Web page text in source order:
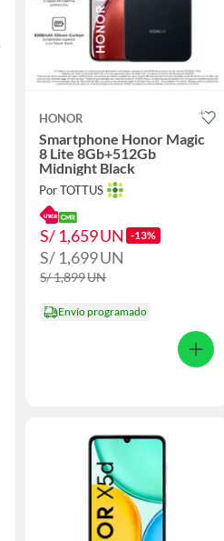
HONOR
Smartphone Honor Magic
8 Lite 8Gb+512Gb
Midnight Black
Por TOTTUS
S/ 1,659UN -13%
S/ 1,699UN
S/ 1,899UN
Envío programado